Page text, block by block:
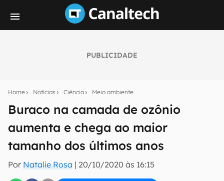
PUBLICIDADE
Home Notícias Ciência Meio ambiente
Buraco na camada de ozônio
aumenta e chega ao maior
tamanho dos últimos anos
Por Natalie Rosa | 20/10/2020 às 16:15
notícias e reviews sobre tecnologia em primeira
E-mail
inscreva-se